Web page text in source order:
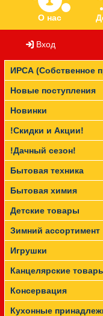
О нас
Ассортимент
Вход
ИРСА (Собственное
Новые поступления
Новинки
!Скидки и Акции!
!Дачный сезон!
Бытовая техника
Бытовая химия
Детские товары
Зимний ассортимент
Игрушки
Канцелярские
Консервация
Кухонные